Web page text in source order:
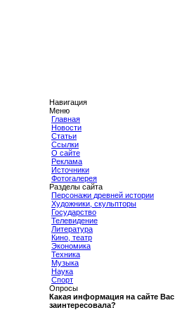
Навигация
Меню
Главная
Новости
Статьи
Ссылки
О сайте
Реклама
Источники
Фотогалерея
Разделы сайта
Персонажи древней истории
Художники, скульпторы
Государство
Телевидение
Литература
Кино, театр
Экономика
Техника
Музыка
Наука
Спорт
Опросы
Какая информация на сайте Вас
заинтересовала?